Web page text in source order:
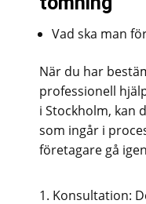
Vad ska man
När du har
professionell
i Stockholm, kan
som ingår i
företagare gå
Konsultation: